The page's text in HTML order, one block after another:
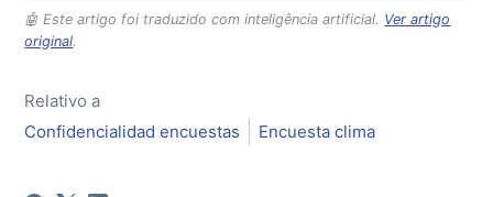
🤖 Este artigo foi traduzido com inteligência artificial. Ver artigo
original.
Relativo a
Confidencialidad encuestas
Encuesta clima